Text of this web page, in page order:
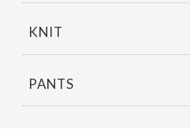
KNIT
PANTS